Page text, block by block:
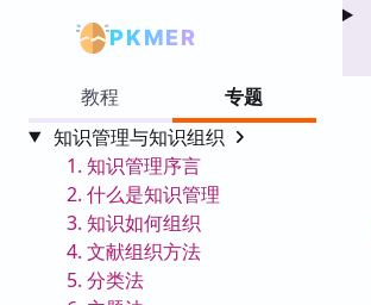
PKMER
教程
专题
知识管理与知识组织
1. 知识管理序言
2. 什么是知识管理
3. 知识如何组织
4. 文献组织方法
5. 分类法